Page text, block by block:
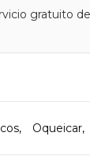
gratuito
, Oqueicar,